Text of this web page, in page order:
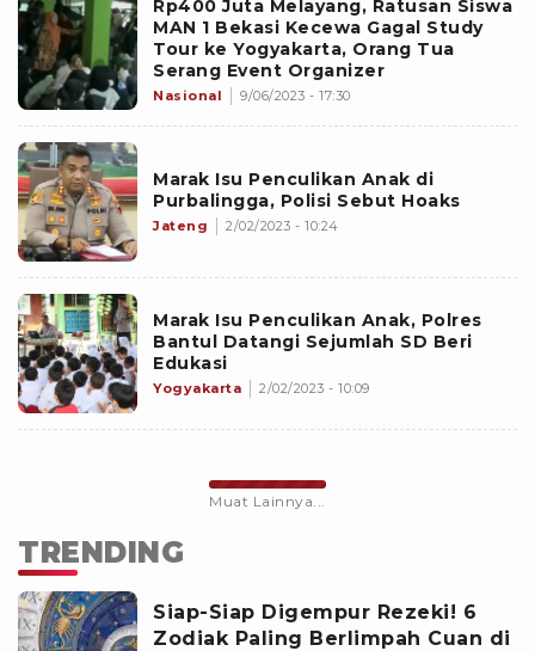
Rp400 Juta Melayang, Ratusan Siswa
MAN 1 Bekasi Kecewa Gagal Study
Tour ke Yogyakarta, Orang Tua
Serang Event Organizer
Nasional 9/06/2023 - 17:30
Marak Isu Penculikan Anak di
Purbalingga, Polisi Sebut Hoaks
Jateng 2/02/2023 - 10:24
Marak Isu Penculikan Anak, Polres
Bantul Datangi Sejumlah SD Beri
Edukasi
Yogyakarta 2/02/2023 - 10:09
Muat Lainnya...
TRENDING
Siap-Siap Digempur Rezeki! 6
Zodiak Paling Berlimpah Cuan di